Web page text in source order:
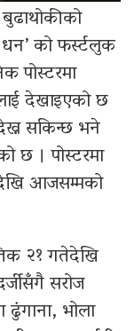
धन’ को फर्स्टलुक
पोस्टरमा
देखाइएको छ
सकिन्छ भने
छ । पोस्टरमा
आजसम्मको
२१ गतेदेखि
सरोज
भोला